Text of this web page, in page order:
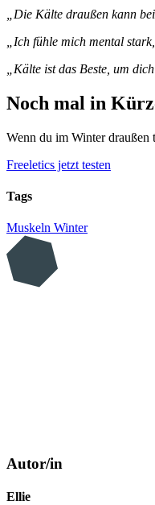
„Die Kälte draußen kann
„Ich fühle mich mental
„Kälte ist das Beste, um
Noch mal in
Wenn du im Winter draußen
Freeletics jetzt testen
Tags
Muskeln Winter
Autor/in
Ellie